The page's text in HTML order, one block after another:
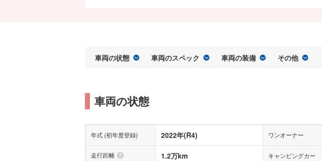
車両の状態 車両のスペック 車両の装備 その他
車両の状態
年式 (初年度登録) 2022年(R4) ワンオーナー
走行距離 1.2万km キャンピングカー